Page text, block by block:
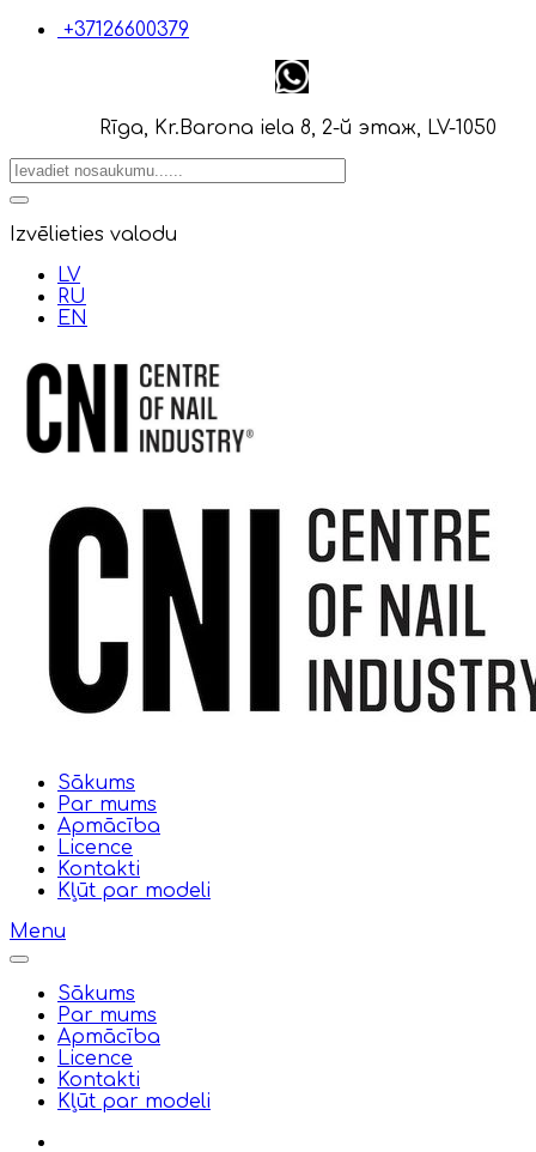
+37126600379
Rīga, Kr.Barona iela 8, 2-й этаж, LV-1050
Izvēlieties valodu
LV
RU
EN
Sākums
Par mums
Apmācība
Licence
Kontakti
Kļūt par modeli
Menu
Sākums
Par mums
Apmācība
Licence
Kontakti
Kļūt par modeli